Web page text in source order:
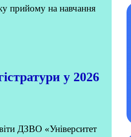
прийому на навчання
у 2026
ДЗВО «Університет